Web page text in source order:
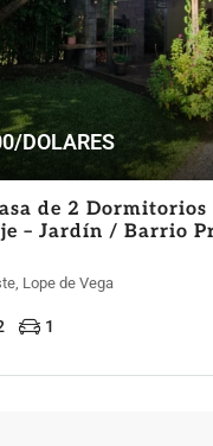
DOLARES
de 2 Dormitorios
– Jardín / Barrio
Lope de Vega
1